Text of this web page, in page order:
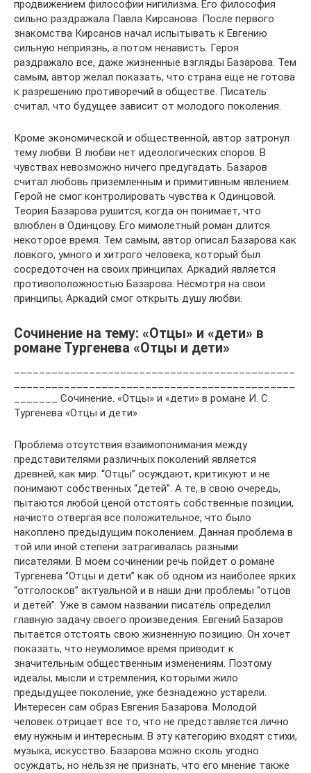
продвижением философии нигилизма. Его философия
сильно раздражала Павла Кирсанова. После первого
знакомства Кирсанов начал испытывать к Евгению
сильную неприязнь, а потом ненависть. Героя
раздражало все, даже жизненные взгляды Базарова. Тем
самым, автор желал показать, что страна еще не готова
к разрешению противоречий в обществе. Писатель
считал, что будущее зависит от молодого поколения.
Кроме экономической и общественной, автор затронул
тему любви. В любви нет идеологических споров. В
чувствах невозможно ничего предугадать. Базаров
считал любовь приземленным и примитивным явлением.
Герой не смог контролировать чувства к Одинцовой.
Теория Базарова рушится, когда он понимает, что
влюблен в Одинцову. Его мимолетный роман длится
некоторое время. Тем самым, автор описал Базарова как
ловкого, умного и хитрого человека, который был
сосредоточен на своих принципах. Аркадий является
противоположностью Базарова. Несмотря на свои
принципы, Аркадий смог открыть душу любви.
Сочинение на тему: «Отцы» и «дети» в
романе Тургенева «Отцы и дети»
_______ Сочинение. «Отцы» и «дети» в романе И. С.
Тургенева «Отцы и дети»
Проблема отсутствия взаимопонимания между
представителями различных поколений является
древней, как мир. “Отцы” осуждают, критикуют и не
понимают собственных “детей”. А те, в свою очередь,
пытаются любой ценой отстоять собственные позиции,
начисто отвергая все положительное, что было
накоплено предыдущим поколением. Данная проблема в
той или иной степени затрагивалась разными
писателями. В моем сочинении речь пойдет о романе
Тургенева “Отцы и дети” как об одном из наиболее ярких
“отголосков” актуальной и в наши дни проблемы “отцов
и детей”. Уже в самом названии писатель определил
главную задачу своего произведения. Евгений Базаров
пытается отстоять свою жизненную позицию. Он хочет
показать, что неумолимое время приводит к
значительным общественным изменениям. Поэтому
идеалы, мысли и стремления, которыми жило
предыдущее поколение, уже безнадежно устарели.
Интересен сам образ Евгения Базарова. Молодой
человек отрицает все то, что не представляется лично
ему нужным и интересным. В эту категорию входят стихи,
музыка, искусство. Базарова можно сколь угодно
осуждать, но нельзя не признать, что его мнение также